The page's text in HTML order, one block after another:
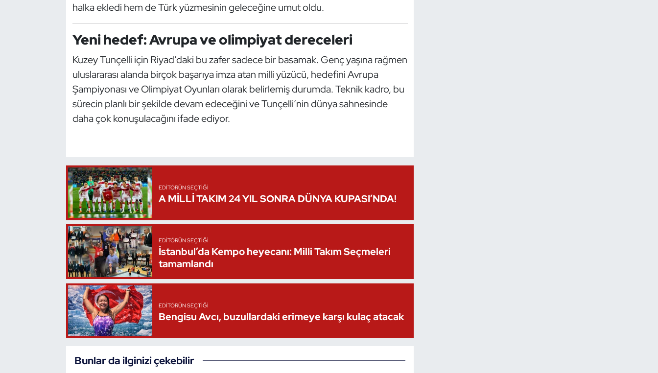
halka ekledi hem de Türk yüzmesinin geleceğine umut oldu.
Yeni hedef: Avrupa ve olimpiyat dereceleri
Kuzey Tunçelli için Riyad’daki bu zafer sadece bir basamak. Genç yaşına rağmen
uluslararası alanda birçok başarıya imza atan milli yüzücü, hedefini Avrupa
Şampiyonası ve Olimpiyat Oyunları olarak belirlemiş durumda. Teknik kadro, bu
sürecin planlı bir şekilde devam edeceğini ve Tunçelli’nin dünya sahnesinde
daha çok konuşulacağını ifade ediyor.
EDITÖRÜN SEÇTIĞI
A MİLLİ TAKIM 24 YIL SONRA DÜNYA KUPASI’NDA!
EDITÖRÜN SEÇTIĞI
İstanbul’da Kempo heyecanı: Milli Takım Seçmeleri
tamamlandı
EDITÖRÜN SEÇTIĞI
Bengisu Avcı, buzullardaki erimeye karşı kulaç atacak
Bunlar da ilginizi çekebilir
Özel Sporcular
Sualtı Sporları
Wushu Kungfu